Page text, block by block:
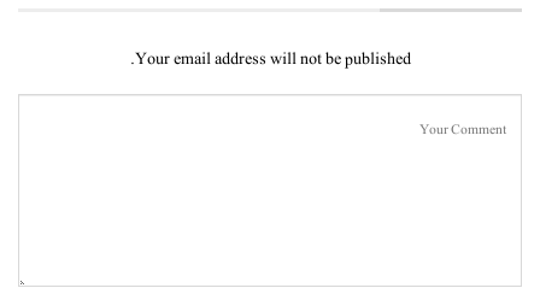
Your email address will not be published.